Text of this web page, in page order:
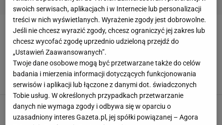
WILLIAM SALIBA
Sensacyjne wieści z mundialu. Gwiazdor grał ze
złamaniem w kręgosłupie
Dominik Stachowiak, 17 LIPCA 2026, 09:08
Dramat gwiazdy reprezentacji Francji. W tym
roku już nie zagra
swoich serwisach, aplikacjach i w Internecie lub personalizacji
treści w nich wyświetlanych. Wyrażenie zgody jest dobrowolne.
Jeśli nie chcesz wyrazić zgody, chcesz ograniczyć jej zakres lub
chcesz wycofać zgodę uprzednio udzieloną przejdź do
„Ustawień Zaawansowanych”.
Twoje dane osobowe mogą być przetwarzane także do celów
badania i mierzenia informacji dotyczących funkcjonowania
serwisów i aplikacji lub łączone z danymi dot. świadczonych
Tobie usług. W określonych przypadkach przetwarzanie
danych nie wymaga zgody i odbywa się w oparciu o
uzasadniony interes Gazeta.pl, jej spółki powiązanej – Agora